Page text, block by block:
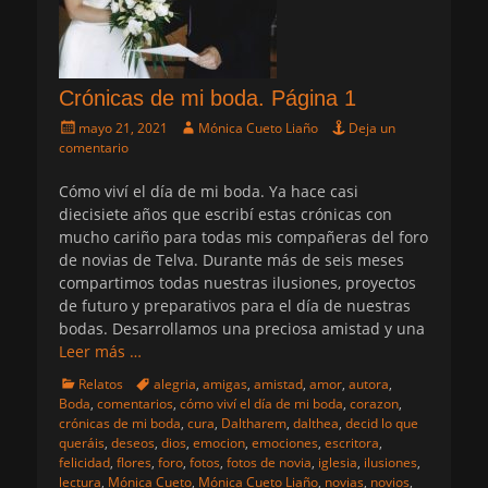
Crónicas de mi boda. Página 1
Publicado
el
mayo 21, 2021 AutorMónica Cueto Liaño
Deja un
comentario
Cómo viví el día de mi boda. Ya hace casi
diecisiete años que escribí estas crónicas con
mucho cariño para todas mis compañeras del foro
de novias de Telva. Durante más de seis meses
compartimos todas nuestras ilusiones, proyectos
de futuro y preparativos para el día de nuestras
bodas. Desarrollamos una preciosa amistad y una
Leer más …
Categorias
Relatos Etiquetas
alegria, amigas, amistad, amor, autora,
Boda, comentarios, cómo viví el día de mi boda, corazon,
crónicas de mi boda, cura, Daltharem, dalthea, decid lo que
queráis, deseos, dios, emocion, emociones, escritora,
felicidad, flores, foro, fotos, fotos de novia, iglesia, ilusiones,
lectura, Mónica Cueto, Mónica Cueto Liaño, novias, novios,